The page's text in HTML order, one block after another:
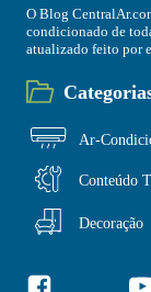
O Blog
condicionado de
atualizado feito por
Ar-
Conteúdo
Decoração